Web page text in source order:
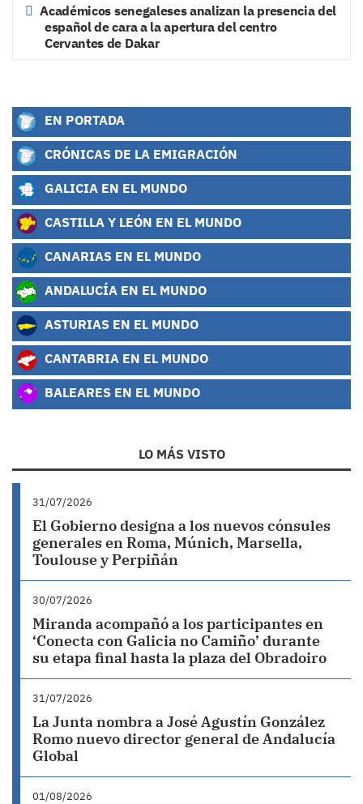
Académicos senegaleses analizan la presencia del
español de cara a la apertura del centro
Cervantes de Dakar
EN PORTADA
CRÓNICAS DE LA EMIGRACIÓN
GALICIA EN EL MUNDO
CASTILLA Y LEÓN EN EL MUNDO
CANARIAS EN EL MUNDO
ANDALUCÍA EN EL MUNDO
ASTURIAS EN EL MUNDO
CANTABRIA EN EL MUNDO
BALEARES EN EL MUNDO
LO MÁS VISTO
31/07/2026
El Gobierno designa a los nuevos cónsules
generales en Roma, Múnich, Marsella,
Toulouse y Perpiñán
30/07/2026
Miranda acompañó a los participantes en
‘Conecta con Galicia no Camiño’ durante
su etapa final hasta la plaza del Obradoiro
31/07/2026
La Junta nombra a José Agustín González
Romo nuevo director general de Andalucía
Global
01/08/2026